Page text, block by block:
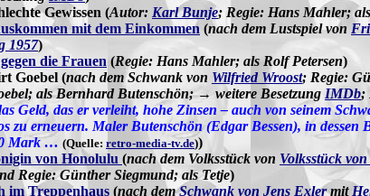
Gewissen (Autor: Karl Bunje; Regie: Hans Mahler;
mit dem Einkommen (nach dem Lustspiel von
1957)
die Frauen (Regie: Hans Mahler; als Rolf Petersen)
Goebel (nach dem Schwank von Wilfried Wroost; Regie:
als Bernhard Butenschön; → weitere Besetzung IMDb;
Geld, das er verleiht, hohe Zinsen – auch von seinem
zu erneuern. Maler Butenschön (Edgar Bessen), in dessen
Mark … (Quelle: retro-media-tv.de))
von Honolulu (nach dem Volksstück von Volksstück
Regie: Günther Siegmund; als Tetje)
im Treppenhaus (nach demSchwank von Jens Exlermit